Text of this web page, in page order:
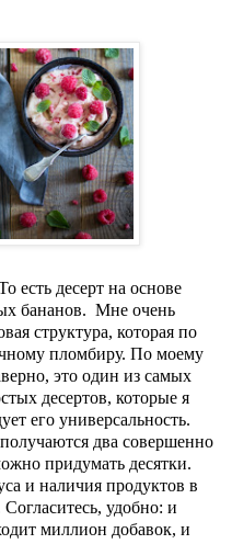
есть десерт на основе
бананов. Мне очень
структура, которая по
пломбиру. По моему
это один из самых
десертов, которые я
его универсальность.
два совершенно
придумать десятки.
и наличия продуктов в
удобно: и
миллион добавок, и